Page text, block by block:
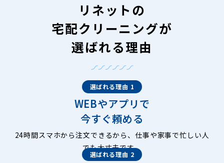
リネットの
宅配クリーニングが
選ばれる理由
選ばれる理由 1
WEBやアプリで
今すぐ頼める
24時間スマホから注文できるから、仕事や家事で忙しい人
でも大丈夫です。
選ばれる理由 2